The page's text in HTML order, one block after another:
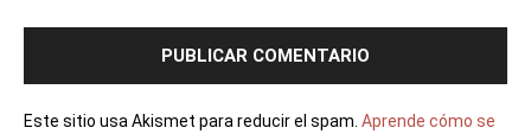
Este sitio usa Akismet para reducir el spam. Aprende cómo se